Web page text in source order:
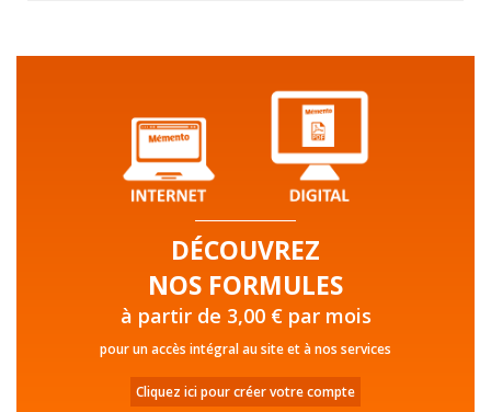
DÉCOUVREZ
NOS FORMULES
à partir de 3,00 € par mois
pour un accès intégral au site et à nos services
Cliquez ici pour créer votre compte